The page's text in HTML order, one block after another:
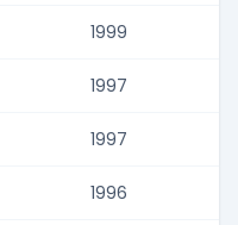
1999
1997
1997
1996